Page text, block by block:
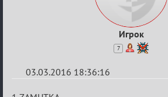
Игрок
7
03.03.2016 18:36:16